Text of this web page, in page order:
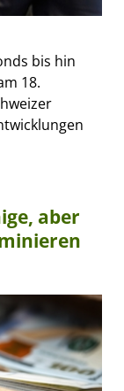
bis hin
18.
aber